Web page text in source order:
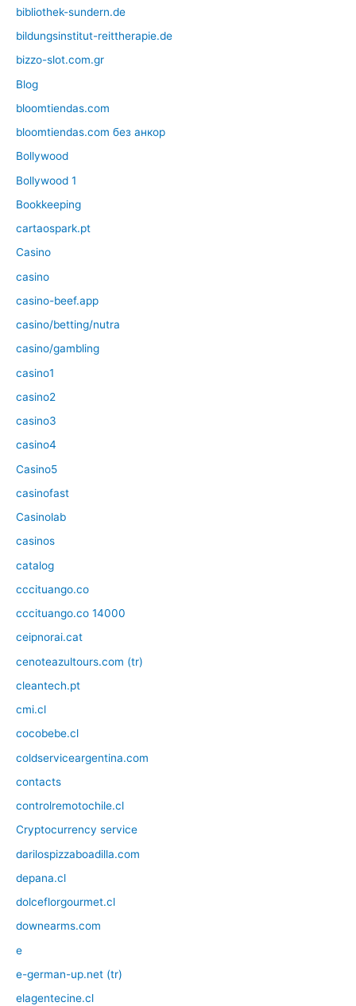
bibliothek-sundern.de
bildungsinstitut-reittherapie.de
bizzo-slot.com.gr
Blog
bloomtiendas.com
bloomtiendas.com без анкор
Bollywood
Bollywood 1
Bookkeeping
cartaospark.pt
Casino
casino
casino-beef.app
casino/betting/nutra
casino/gambling
casino1
casino2
casino3
casino4
Casino5
casinofast
Casinolab
casinos
catalog
cccituango.co
cccituango.co 14000
ceipnorai.cat
cenoteazultours.com (tr)
cleantech.pt
cmi.cl
cocobebe.cl
coldserviceargentina.com
contacts
controlremotochile.cl
Cryptocurrency service
darilospizzaboadilla.com
depana.cl
dolceflorgourmet.cl
downearms.com
e
e-german-up.net (tr)
elagentecine.cl